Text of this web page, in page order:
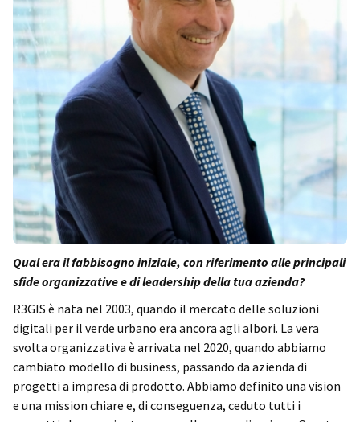
Qual era il fabbisogno iniziale, con riferimento alle principali
sfide organizzative e di leadership della tua azienda?
R3GIS è nata nel 2003, quando il mercato delle soluzioni
digitali per il verde urbano era ancora agli albori. La vera
svolta organizzativa è arrivata nel 2020, quando abbiamo
cambiato modello di business, passando da azienda di
progetti a impresa di prodotto. Abbiamo definito una vision
e una mission chiare e, di conseguenza, ceduto tutti i